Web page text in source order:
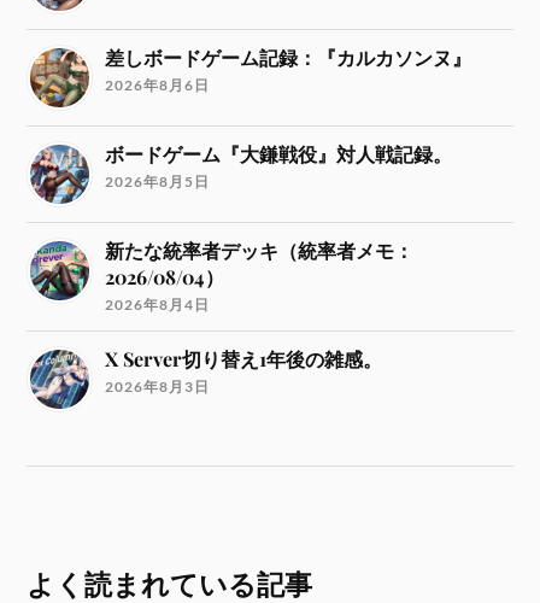
差しボードゲーム記録：『カルカソンヌ』
2026年8月6日
ボードゲーム『大鎌戦役』対人戦記録。
2026年8月5日
新たな統率者デッキ（統率者メモ：
2026/08/04）
2026年8月4日
X Server切り替え1年後の雑感。
2026年8月3日
よく読まれている記事